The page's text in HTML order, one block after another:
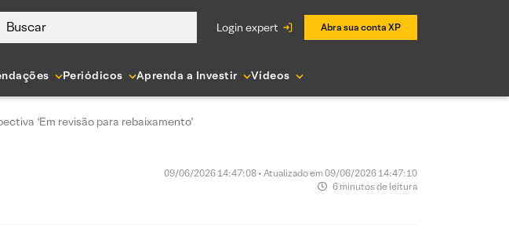
Buscar login expert Abra sua conta XP
Periódicos Aprenda a Investir Vídeos
‘Em revisão para rebaixamento’
09/06/2026 14:47:08 • Atualizado em 09/06/2026 14:47:10
6 minutos de leitura